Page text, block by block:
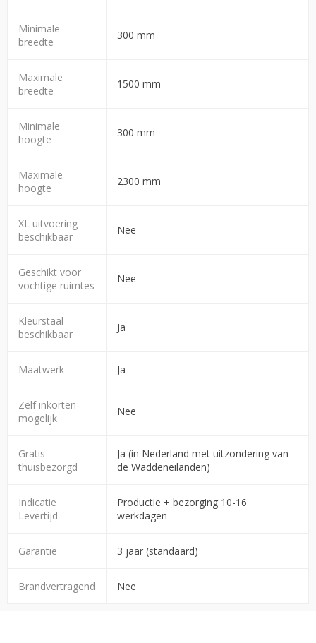
Minimale
breedte
300 mm
Maximale
breedte
1500 mm
Minimale
hoogte
300 mm
Maximale
hoogte
2300 mm
XL uitvoering
beschikbaar
Nee
Geschikt voor
vochtige ruimtes
Nee
Kleurstaal
beschikbaar
Ja
Maatwerk Ja
Zelf inkorten
mogelijk
Nee
Gratis
thuisbezorgd
Ja (in Nederland met uitzondering van
de Waddeneilanden)
Indicatie
Levertijd
Productie + bezorging 10-16
werkdagen
Garantie 3 jaar (standaard)
Brandvertragend Nee